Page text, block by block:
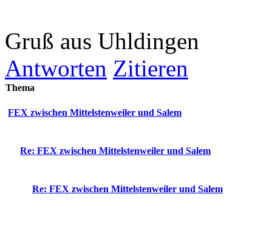
Gruß aus Uhldingen
Antworten Zitieren
Thema
FEX zwischen Mittelstenweiler und Salem
Re: FEX zwischen Mittelstenweiler und Salem
Re: FEX zwischen Mittelstenweiler und Salem